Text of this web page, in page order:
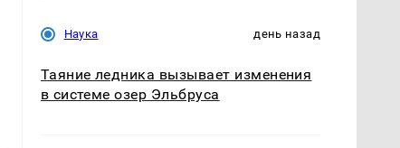
Наука день назад
Таяние ледника вызывает изменения
в системе озер Эльбруса